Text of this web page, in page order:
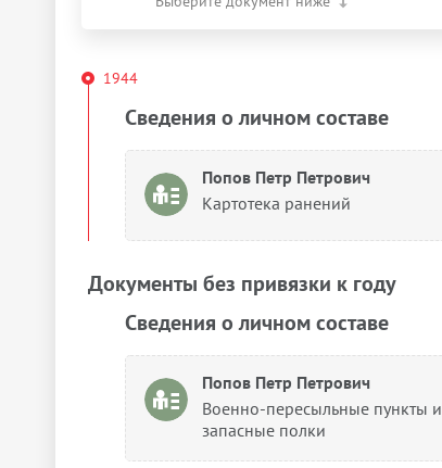
1944
Сведения о личном составе
Попов Петр Петрович
Картотека ранений
Документы без привязки к году
Сведения о личном составе
Попов Петр Петрович
Военно-пересыльные пункты и
запасные полки